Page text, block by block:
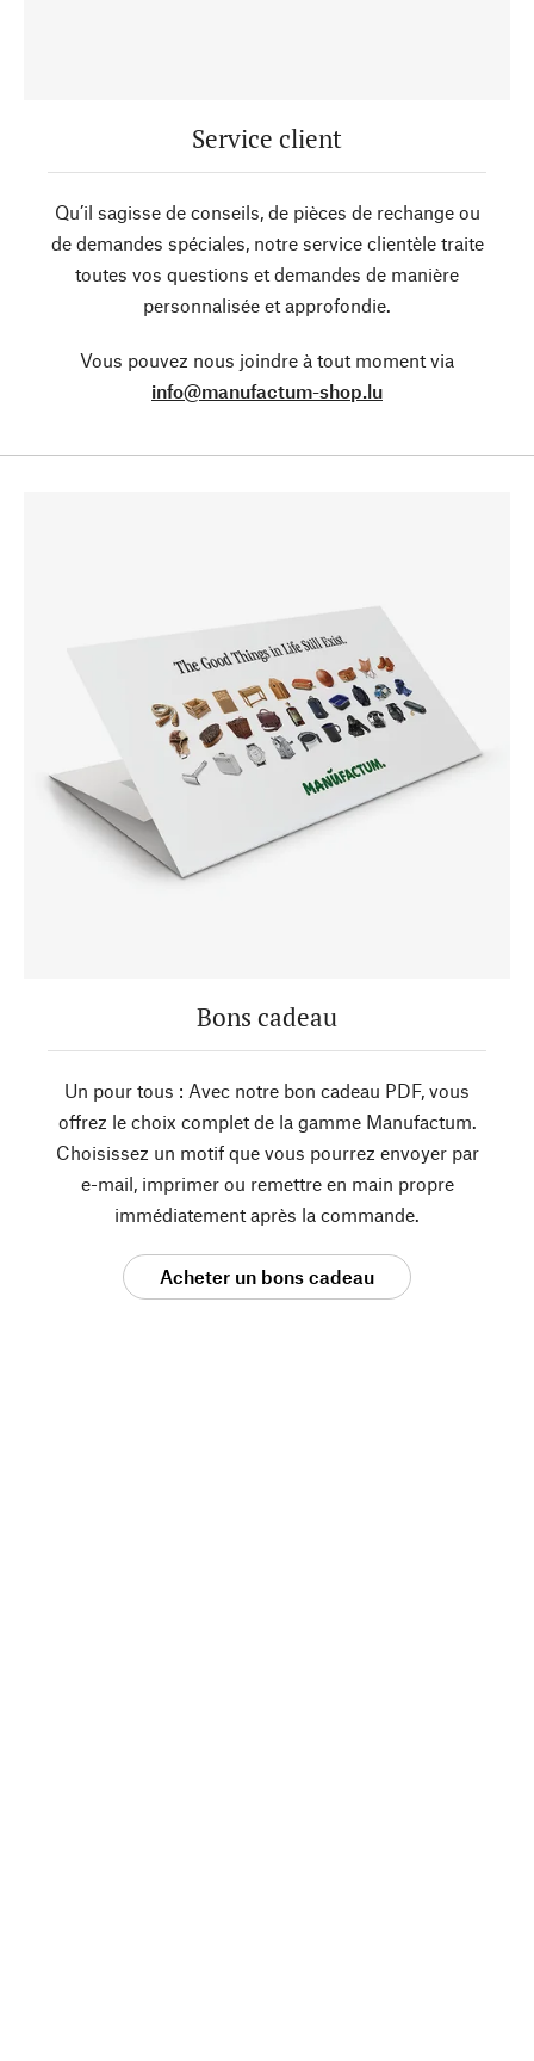
Service client
Qu’il sagisse de conseils, de pièces de rechange ou
de demandes spéciales, notre service clientèle traite
toutes vos questions et demandes de manière
personnalisée et approfondie.
Vous pouvez nous joindre à tout moment via
info@manufactum-shop.lu
Bons cadeau
Un pour tous : Avec notre bon cadeau PDF, vous
offrez le choix complet de la gamme Manufactum.
Choisissez un motif que vous pourrez envoyer par
e-mail, imprimer ou remettre en main propre
immédiatement après la commande.
Acheter un bons cadeau